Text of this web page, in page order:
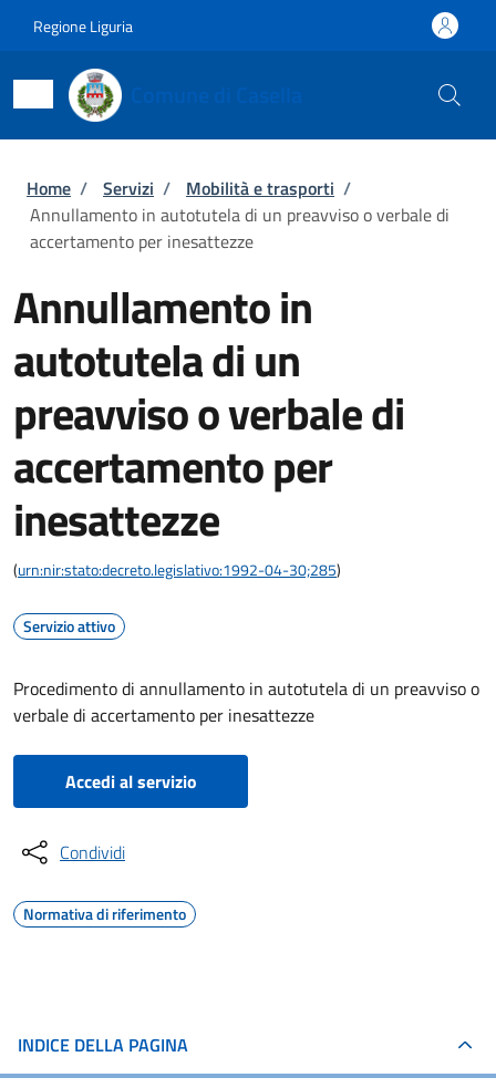
Regione Liguria
Briciole di pane
Home / Servizi / Mobilità e trasporti /
Annullamento in autotutela di un preavviso o verbale di
accertamento per inesattezze
Annullamento in
autotutela di un
preavviso o verbale di
accertamento per
inesattezze
(urn:nir:stato:decreto.legislativo:1992-04-30;285)
Servizio attivo
Procedimento di annullamento in autotutela di un preavviso o
verbale di accertamento per inesattezze
Accedi al servizio
Condividi
Normativa di riferimento
INDICE DELLA PAGINA